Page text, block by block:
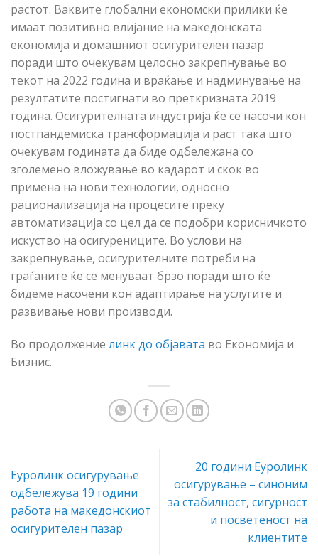
растот. Ваквите глобални економски прилики ќе
имаат позитивно влијание на македонската
економија и домашниот осигурителен пазар
поради што очекувам целосно закрепнување во
текот на 2022 година и враќање и надминување на
резултатите постигнати во преткризната 2019
година. Осигурителната индустрија ќе се насочи кон
постпандемиска трансформација и раст така што
очекувам годината да биде одбележана со
зголемено вложување во кадарот и скок во
примена на нови технологии, односно
рационализација на процесите преку
автоматизација со цел да се подобри корисничкото
искуство на осигурениците. Во услови на
закрепнување, осигурителните потреби на
граѓаните ќе се менуваат брзо поради што ќе
бидеме насочени кон адаптирање на услугите и
развивање нови производи.
Во продолжение линк до објавата во Економија и
Бизнис.
Еуролинк осигурување
одбележува 19 години
работа на македонскиот
осигурителен пазар
20 години Еуролинк
осигурување – синоним
за стабилност, сигурност
и посветеност на
клиентите